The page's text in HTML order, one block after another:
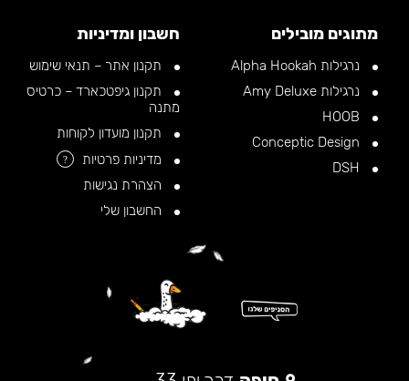
מתוגים מובילים
נרגילות Alpha Hookah
נרגילות Amy Deluxe
חשבון ומדיניות
תקנון אתר – תנאי שימוש
תקנון גיפטכארד – כרטיס
מתנה
תקנון מועדון לקוחות
מדיניות פרטיות
?
הצהרת נגישות
החשבון שלי